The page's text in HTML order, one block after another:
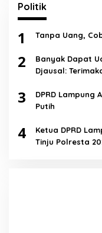
Politik
1 Tanpa Uang,
2
Banyak Dapat
Djausal:
3
DPRD Lampung
Putih
4
Ketua DPRD
Tinju Polresta